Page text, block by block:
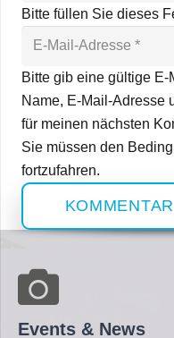
Bitte füllen Sie dieses
Bitte gib eine gültige E-
Name, E-Mail-Adresse
für meinen nächsten
Sie müssen den
fortzufahren.
Events & News